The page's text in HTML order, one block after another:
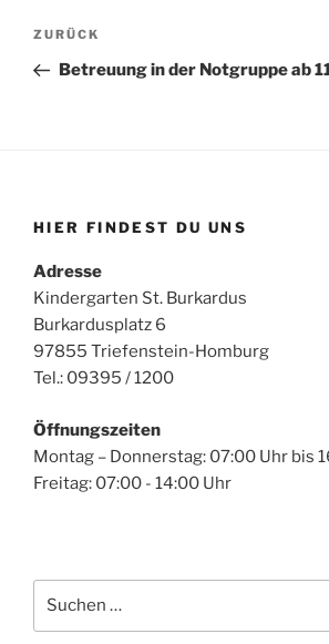
Beitragsnavigation
Vorheriger
Beitrag
ZURÜCK
Betreuung in der Notgruppe ab
HIER FINDEST DU UNS
Adresse
Kindergarten St. Burkardus
Burkardusplatz 6
97855 Triefenstein-Homburg
Tel.: 09395 / 1200
Öffnungszeiten
Montag – Donnerstag: 07:00 Uhr bis
Freitag: 07:00 - 14:00 Uhr
nach: